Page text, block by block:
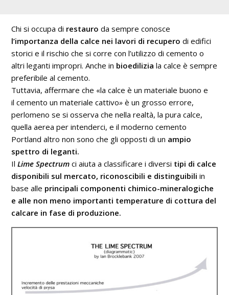
Chi si occupa di restauro da sempre conosce
l’importanza della calce nei lavori di recupero di edifici
storici e il rischio che si corre con l’utilizzo di cemento o
altri leganti impropri. Anche in bioedilizia la calce è sempre
preferibile al cemento.
Tuttavia, affermare che «la calce è un materiale buono e
il cemento un materiale cattivo»è un grosso errore,
perlomeno se si osserva che nella realtà, la pura calce,
quella aerea per intenderci, e il moderno cemento
Portland altro non sono che gli opposti di un ampio
spettro di leganti.
IlLime Spectrum ci aiuta a classificare i diversi tipi di calce
disponibili sul mercato, riconoscibili e distinguibili in
base alle principali componenti chimico-mineralogiche
e alle non meno importanti temperature di cottura del
calcare in fase di produzione.